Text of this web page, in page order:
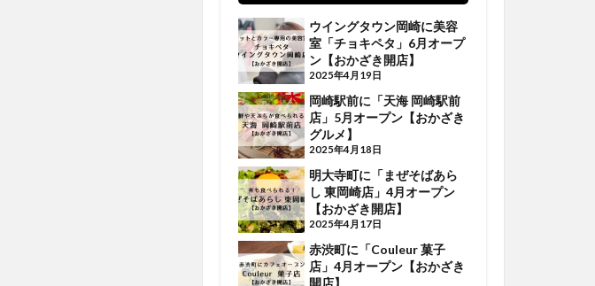
ウイングタウン岡崎に美容
室「チョキペタ」6月オープ
ン【おかざき開店】
2025年4月19日
岡崎駅前に「天海 岡崎駅前
店」5月オープン【おかざき
グルメ】
2025年4月18日
明大寺町に「まぜそばあら
し 東岡崎店」4月オープン
【おかざき開店】
2025年4月17日
赤渋町に「Couleur 菓子
店」4月オープン【おかざき
開店】